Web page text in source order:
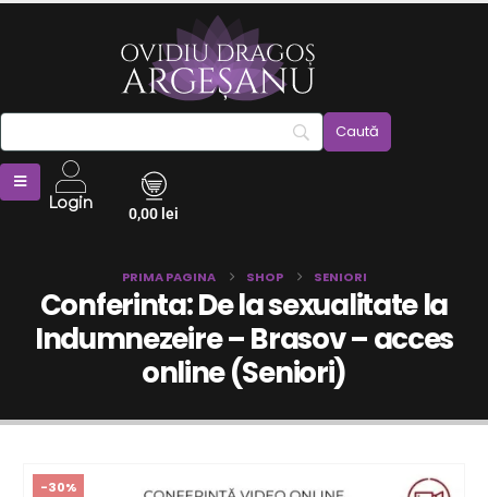
Login 0,00 lei
PRIMA PAGINA SHOP SENIORI
Conferinta: De la sexualitate la
Indumnezeire – Brasov – acces
online (Seniori)
-30%